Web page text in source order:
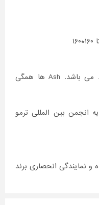
چوب Ash مخصوص کف هم موجود می باشد. Ash ها همگی
انجمن بین المللی ترمو
و نمایندگی انحصاری برند